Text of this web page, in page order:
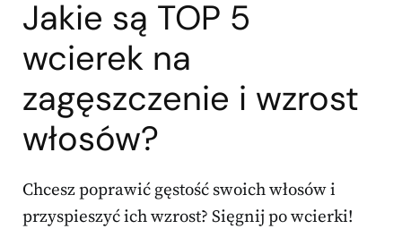
Jakie są TOP 5
wcierek na
zagęszczenie i wzrost
włosów?
Chcesz poprawić gęstość swoich włosów i
przyspieszyć ich wzrost? Sięgnij po wcierki!